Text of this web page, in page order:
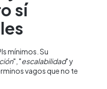
sí
mínimos. Su
", "escalabilidad" y
vagos que no te